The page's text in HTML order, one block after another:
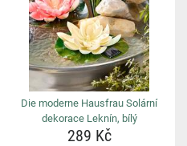
Die moderne Hausfrau Solární
dekorace Leknín, bílý
289 Kč